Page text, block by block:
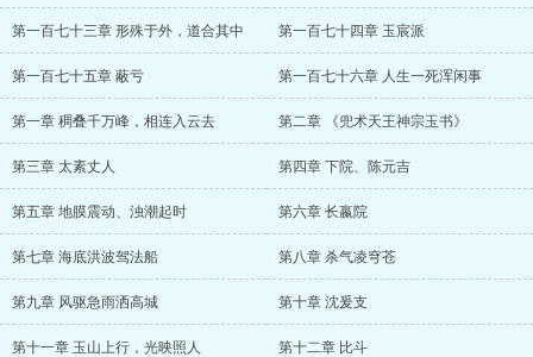
第一百七十三章 形殊于外，道合其中 第一百七十四章 玉宸派
第一百七十五章 蔽亏 第一百七十六章 人生一死浑闲事
第一章 稠叠千万峰，相连入云去 第二章 《兜术天王神宗玉书》
第三章 太素丈人 第四章 下院、陈元吉
第五章 地膜震动、浊潮起时 第六章 长嬴院
第七章 海底洪波驾法船 第八章 杀气凌穹苍
第九章 风驱急雨洒高城 第十章 沈爰支
第十一章 玉山上行，光映照人 第十二章 比斗